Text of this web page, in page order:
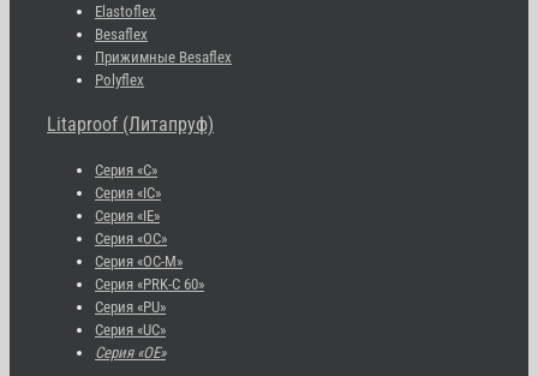
Elastoflex
Besaflex
Прижимные Besaflex
Polyflex
Litaproof (Литапруф)
Серия «С»
Серия «IC»
Серия «IE»
Серия «OC»
Серия «OC-M»
Серия «PRK-C 60»
Серия «PU»
Серия «UC»
Серия «OE»